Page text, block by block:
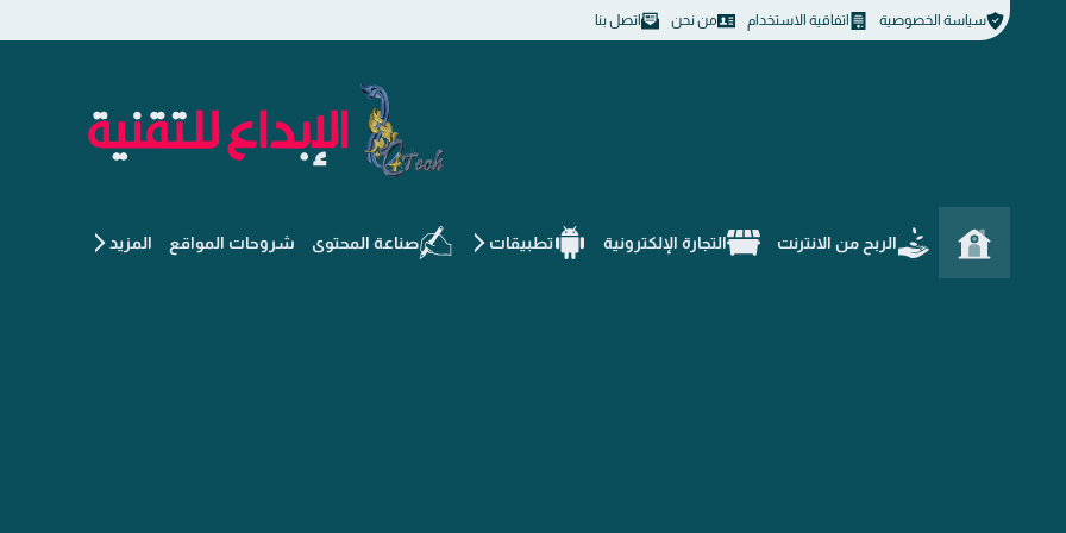
سياسة الخصوصية اتفاقية الاستخدام من نحن اتصل بنا
الإبداع للتقنية - جديد
الربح من الانترنت التجارة الإلكترونية تطبيقات صناعة المحتوى شروحات المواقع المزيد